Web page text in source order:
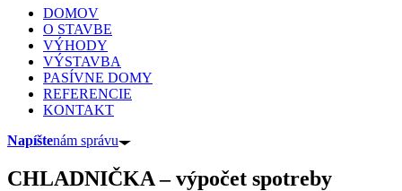
DOMOV
O STAVBE
VÝHODY
VÝSTAVBA
PASÍVNE DOMY
REFERENCIE
KONTAKT
Napíštenám správu
CHLADNIČKA – výpočet spotreby